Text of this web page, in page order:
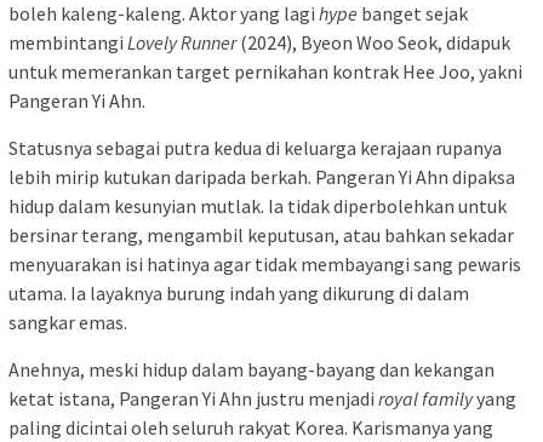
boleh kaleng-kaleng. Aktor yang lagi hype banget sejak
membintangi Lovely Runner(2024), Byeon Woo Seok, didapuk
untuk memerankan target pernikahan kontrak Hee Joo, yakni
Pangeran Yi Ahn.
Statusnya sebagai putra kedua di keluarga kerajaan rupanya
lebih mirip kutukan daripada berkah. Pangeran Yi Ahn dipaksa
hidup dalam kesunyian mutlak. Ia tidak diperbolehkan untuk
bersinar terang, mengambil keputusan, atau bahkan sekadar
menyuarakan isi hatinya agar tidak membayangi sang pewaris
utama. Ia layaknya burung indah yang dikurung di dalam
sangkar emas.
Anehnya, meski hidup dalam bayang-bayang dan kekangan
ketat istana, Pangeran Yi Ahn justru menjadi royal familyyang
paling dicintai oleh seluruh rakyat Korea. Karismanya yang